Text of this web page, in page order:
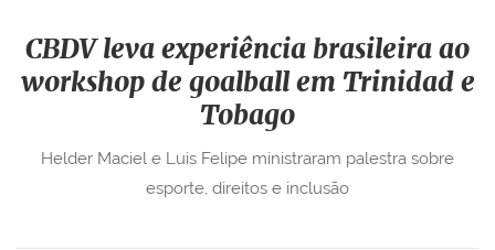
CBDV leva experiência brasileira ao
workshop de goalball em Trinidad e
Tobago
Helder Maciel e Luis Felipe ministraram palestra sobre
esporte, direitos e inclusão